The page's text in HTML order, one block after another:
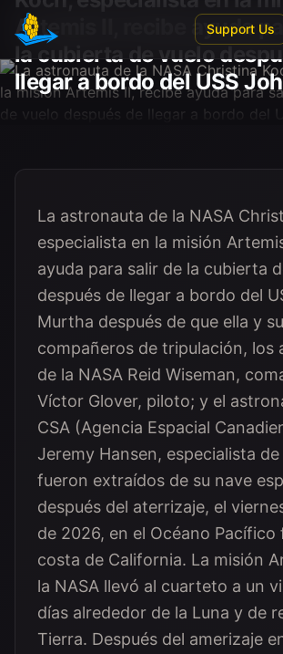
Skip to main content
Support Us
Artemis II, recibe ayuda
la cubierta de vuelo
llegar a bordo del USS
La astronauta de la NASA
especialista en la misión
ayuda para salir de la cubierta
después de llegar a bordo del
Murtha después de que ella y
compañeros de tripulación, los
de la NASA Reid Wiseman,
Víctor Glover, piloto; y el
CSA (Agencia Espacial
Jeremy Hansen, especialista
fueron extraídos de su nave
después del aterrizaje, el
de 2026, en el Océano Pacífico
costa de California. La misión
la NASA llevó al cuarteto a un
días alrededor de la Luna y de
Tierra. Después del amerizaje